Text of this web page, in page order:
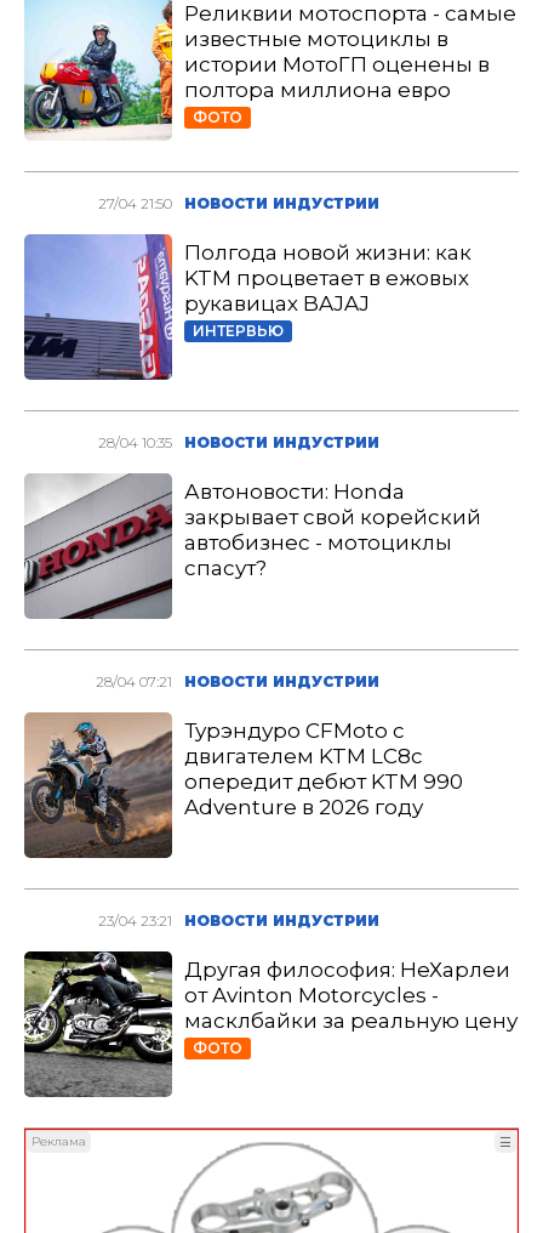
Реликвии мотоспорта - самые
известные мотоциклы в
истории МотоГП оценены в
полтора миллиона евро
ФОТО
27/04 21:50 НОВОСТИ ИНДУСТРИИ
Полгода новой жизни: как
KTM процветает в ежовых
рукавицах BAJAJ
ИНТЕРВЬЮ
28/04 10:35 НОВОСТИ ИНДУСТРИИ
Автоновости: Honda
закрывает свой корейский
автобизнес - мотоциклы
спасут?
28/04 07:21 НОВОСТИ ИНДУСТРИИ
Турэндуро CFMoto с
двигателем KTM LC8c
опередит дебют KTM 990
Adventure в 2026 году
23/04 23:21 НОВОСТИ ИНДУСТРИИ
Другая философия: НеХарлеи
от Avinton Motorcycles -
масклбайки за реальную цену
ФОТО
Реклама ☰